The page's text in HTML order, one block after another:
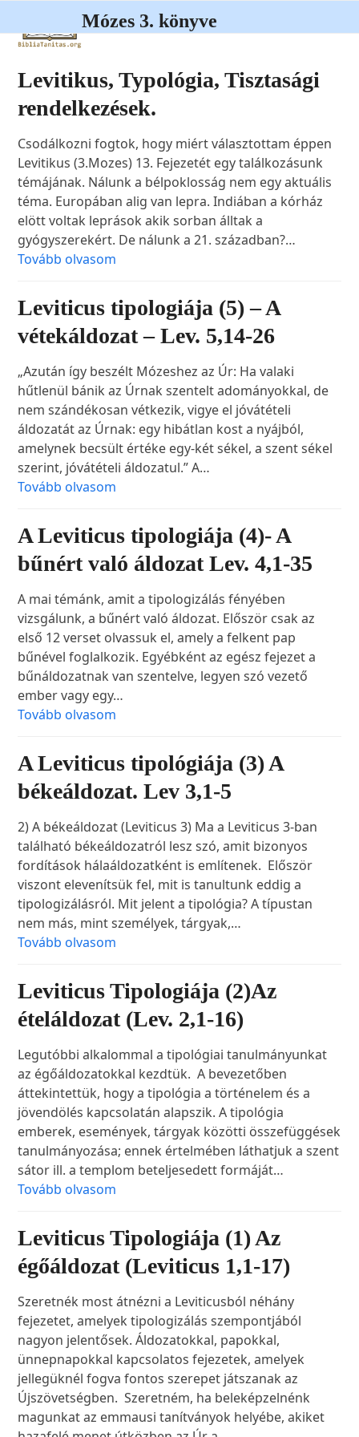
content
mobile
mobile
Mózes 3. könyve
Levitikus, Typológia, Tisztasági
rendelkezések.
Csodálkozni fogtok, hogy miért választottam éppen
Levitikus (3.Mozes) 13. Fejezetét egy találkozásunk
témájának. Nálunk a bélpoklosság nem egy aktuális
téma. Europában alig van lepra. Indiában a kórház
elött voltak leprások akik sorban álltak a
gyógyszerekért. De nálunk a 21. században?…
Tovább olvasom
Leviticus tipologiája (5) – A
vétekáldozat – Lev. 5,14-26
„Azután így beszélt Mózeshez az Úr: Ha valaki
hűtlenül bánik az Úrnak szentelt adományokkal, de
nem szándékosan vétkezik, vigye el jóvátételi
áldozatát az Úrnak: egy hibátlan kost a nyájból,
amelynek becsült értéke egy-két sékel, a szent sékel
szerint, jóvátételi áldozatul.” A…
Tovább olvasom
A Leviticus tipologiája (4)- A
bűnért való áldozat Lev. 4,1-35
A mai témánk, amit a tipologizálás fényében
vizsgálunk, a bűnért való áldozat. Először csak az
első 12 verset olvassuk el, amely a felkent pap
bűnével foglalkozik. Egyébként az egész fejezet a
bűnáldozatnak van szentelve, legyen szó vezető
ember vagy egy…
Tovább olvasom
A Leviticus tipológiája (3) A
békeáldozat. Lev 3,1-5
2) A békeáldozat (Leviticus 3) Ma a Leviticus 3-ban
található békeáldozatról lesz szó, amit bizonyos
fordítások hálaáldozatként is említenek. Először
viszont elevenítsük fel, mit is tanultunk eddig a
tipologizálásról. Mit jelent a tipológia? A típustan
nem más, mint személyek, tárgyak,…
Tovább olvasom
Leviticus Tipologiája (2)Az
ételáldozat (Lev. 2,1-16)
Legutóbbi alkalommal a tipológiai tanulmányunkat
az égőáldozatokkal kezdtük. A bevezetőben
áttekintettük, hogy a tipológia a történelem és a
jövendölés kapcsolatán alapszik. A tipológia
emberek, események, tárgyak közötti összefüggések
tanulmányozása; ennek értelmében láthatjuk a szent
sátor ill. a templom beteljesedett formáját…
Tovább olvasom
Leviticus Tipologiája (1) Az
égőáldozat (Leviticus 1,1-17)
Szeretnék most átnézni a Leviticusból néhány
fejezetet, amelyek tipologizálás szempontjából
nagyon jelentősek. Áldozatokkal, papokkal,
ünnepnapokkal kapcsolatos fejezetek, amelyek
jellegüknél fogva fontos szerepet játszanak az
Újszövetségben. Szeretném, ha beleképzelnénk
magunkat az emmausi tanítványok helyébe, akiket